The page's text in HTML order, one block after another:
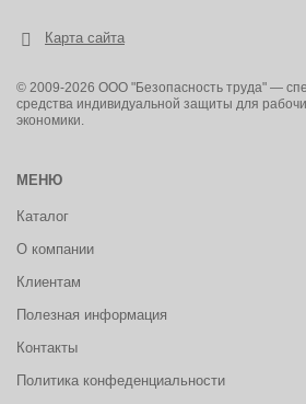
Карта сайта
© 2009-2026 ООО "Безопасность труда" —
средства индивидуальной защиты для
экономики.
МЕНЮ
Каталог
О компании
Клиентам
Полезная информация
Контакты
Политика конфеденциальности